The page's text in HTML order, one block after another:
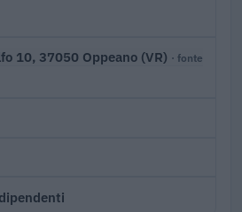
10, 37050 Oppeano (VR) · fonte